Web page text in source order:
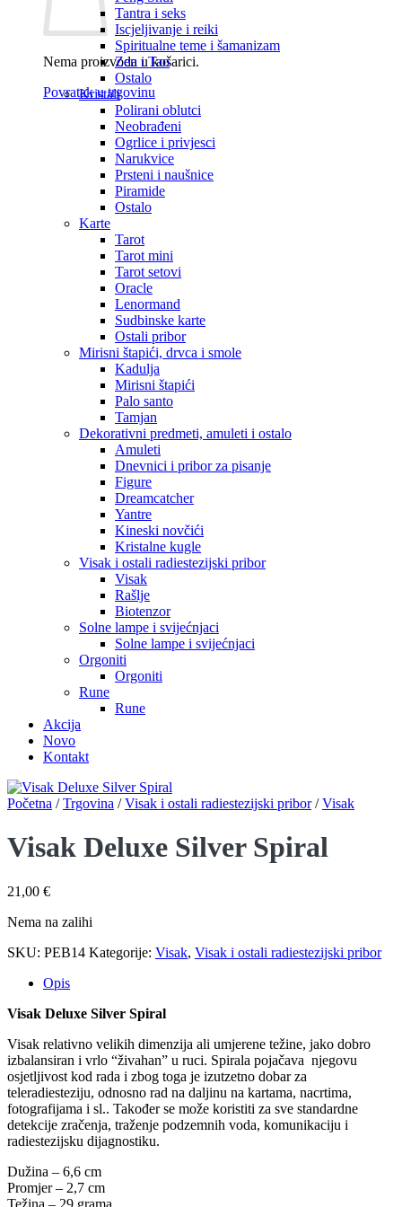
Nema proizvoda u košarici.
Povratak u trgovinu
Tantra i seks
Iscjeljivanje i reiki
Spiritualne teme i šamanizam
Zen i Tao
Ostalo
Kristali
Polirani oblutci
Neobrađeni
Ogrlice i privjesci
Narukvice
Prsteni i naušnice
Piramide
Ostalo
Karte
Tarot
Tarot mini
Tarot setovi
Oracle
Lenormand
Sudbinske karte
Ostali pribor
Mirisni štapići, drvca i smole
Kadulja
Mirisni štapići
Palo santo
Tamjan
Dekorativni predmeti, amuleti i ostalo
Amuleti
Dnevnici i pribor za pisanje
Figure
Dreamcatcher
Yantre
Kineski novčići
Kristalne kugle
Visak i ostali radiestezijski pribor
Visak
Rašlje
Biotenzor
Solne lampe i svijećnjaci
Solne lampe i svijećnjaci
Orgoniti
Orgoniti
Rune
Rune
Akcija
Novo
Kontakt
Početna / Trgovina / Visak i ostali radiestezijski pribor / Visak
Visak Deluxe Silver Spiral
21,00 €
Nema na zalihi
SKU: PEB14 Kategorije: Visak, Visak i ostali radiestezijski pribor
Opis
Visak Deluxe Silver Spiral
Visak relativno velikih dimenzija ali umjerene težine, jako dobro
izbalansiran i vrlo “živahan” u ruci. Spirala pojačava njegovu
osjetljivost kod rada i zbog toga je izutzetno dobar za
teleradiesteziju, odnosno rad na daljinu na kartama, nacrtima,
fotografijama i sl.. Također se može koristiti za sve standardne
detekcije zračenja, traženje podzemnih voda, komunikaciju i
radiestezijsku dijagnostiku.
Dužina – 6,6 cm
Promjer – 2,7 cm
Težina – 29 grama